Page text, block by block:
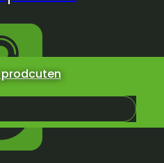
prodcuten
Projectie
– 200×125 –